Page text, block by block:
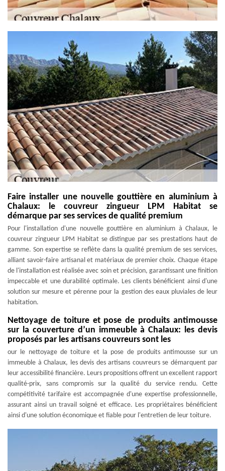
Faire installer une nouvelle gouttière en aluminium à
Chalaux: le couvreur zingueur LPM Habitat se
démarque par ses services de qualité premium
Pour l'installation d'une nouvelle gouttière en aluminium à Chalaux, le
couvreur zingueur LPM Habitat se distingue par ses prestations haut de
gamme. Son expertise se reflète dans la qualité premium de ses services,
alliant savoir-faire artisanal et matériaux de premier choix. Chaque étape
de l'installation est réalisée avec soin et précision, garantissant une finition
impeccable et une durabilité optimale. Les clients bénéficient ainsi d'une
solution sur mesure et pérenne pour la gestion des eaux pluviales de leur
habitation.
Nettoyage de toiture et pose de produits antimousse
sur la couverture d’un immeuble à Chalaux: les devis
proposés par les artisans couvreurs sont les
our le nettoyage de toiture et la pose de produits antimousse sur un
immeuble à Chalaux, les devis des artisans couvreurs se démarquent par
leur accessibilité financière. Leurs propositions offrent un excellent rapport
qualité-prix, sans compromis sur la qualité du service rendu. Cette
compétitivité tarifaire est accompagnée d'une expertise professionnelle,
assurant ainsi un travail soigné et efficace. Les propriétaires bénéficient
ainsi d'une solution économique et fiable pour l'entretien de leur toiture.